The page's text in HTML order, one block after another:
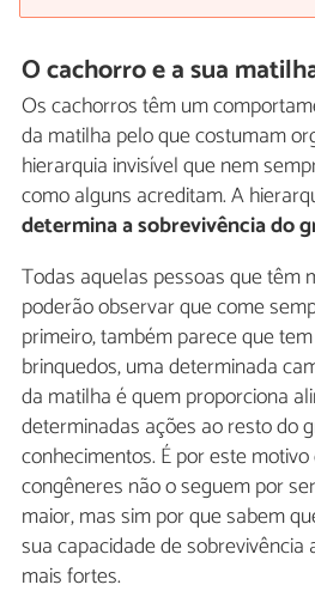
O cachorro e a sua
Os cachorros têm um
da matilha pelo que costumam
hierarquia invisível que nem
como alguns acreditam. A
determina a sobrevivência do
Todas aquelas pessoas que têm
poderão observar que come
primeiro, também parece que
brinquedos, uma determinada
da matilha é quem proporciona
determinadas ações ao resto do
conhecimentos. É por este
congêneres não o seguem por
maior, mas sim por que sabem
sua capacidade de sobrevivência
mais fortes.